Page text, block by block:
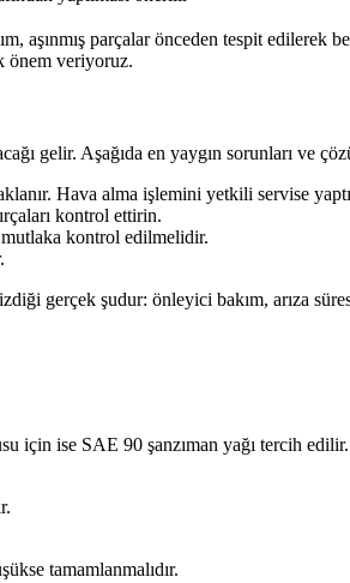
aşınmış parçalar önceden tespit
önem veriyoruz.
gelir. Aşağıda en yaygın sorunları ve
Hava alma işlemini yetkili servise
kontrol ettirin.
kontrol edilmelidir.
gerçek şudur: önleyici bakım, arıza
ise SAE 90 şanzıman yağı tercih edilir.
tamamlanmalıdır.